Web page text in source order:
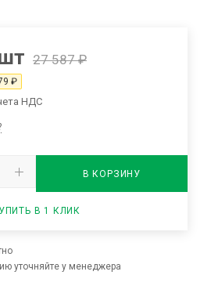
27 587₽
₽
НДС
В КОРЗИНУ
В 1 КЛИК
уточняйте у менеджера